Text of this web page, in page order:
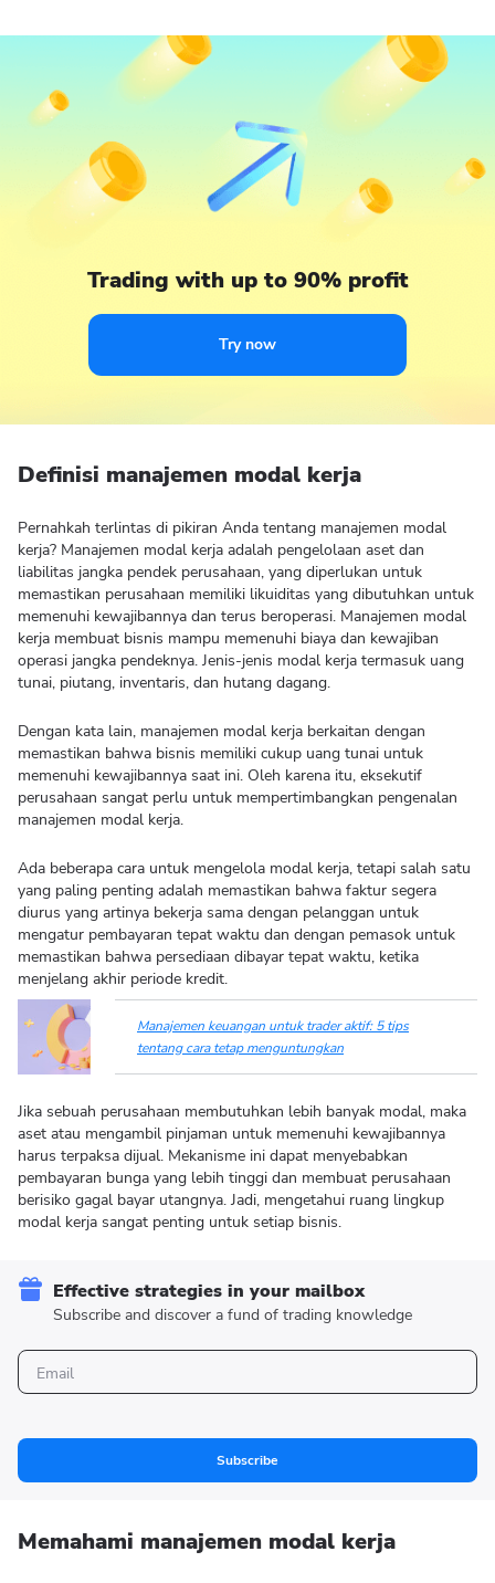
Trading with up to 90% profit
Try now
Definisi manajemen modal kerja
Pernahkah terlintas di pikiran Anda tentang manajemen modal
kerja? Manajemen modal kerja adalah pengelolaan aset dan
liabilitas jangka pendek perusahaan, yang diperlukan untuk
memastikan perusahaan memiliki likuiditas yang dibutuhkan untuk
memenuhi kewajibannya dan terus beroperasi. Manajemen modal
kerja membuat bisnis mampu memenuhi biaya dan kewajiban
operasi jangka pendeknya. Jenis-jenis modal kerja termasuk uang
tunai, piutang, inventaris, dan hutang dagang.
Dengan kata lain, manajemen modal kerja berkaitan dengan
memastikan bahwa bisnis memiliki cukup uang tunai untuk
memenuhi kewajibannya saat ini. Oleh karena itu, eksekutif
perusahaan sangat perlu untuk mempertimbangkan pengenalan
manajemen modal kerja.
Ada beberapa cara untuk mengelola modal kerja, tetapi salah satu
yang paling penting adalah memastikan bahwa faktur segera
diurus yang artinya bekerja sama dengan pelanggan untuk
mengatur pembayaran tepat waktu dan dengan pemasok untuk
memastikan bahwa persediaan dibayar tepat waktu, ketika
menjelang akhir periode kredit.
Manajemen keuangan untuk trader aktif: 5 tips
tentang cara tetap menguntungkan
Jika sebuah perusahaan membutuhkan lebih banyak modal, maka
aset atau mengambil pinjaman untuk memenuhi kewajibannya
harus terpaksa dijual. Mekanisme ini dapat menyebabkan
pembayaran bunga yang lebih tinggi dan membuat perusahaan
berisiko gagal bayar utangnya. Jadi, mengetahui ruang lingkup
modal kerja sangat penting untuk setiap bisnis.
Effective strategies in your mailbox
Subscribe and discover a fund of trading knowledge
Subscribe
Memahami manajemen modal kerja